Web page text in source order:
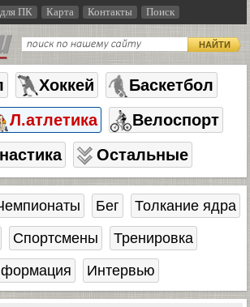
ПК Карта Контакты Поиск
НАЙТИ
Хоккей
Баскетбол
Л.атлетика
Велоспорт
Остальные
Бег
Толкание ядра
Спортсмены
Тренировка
Интервью